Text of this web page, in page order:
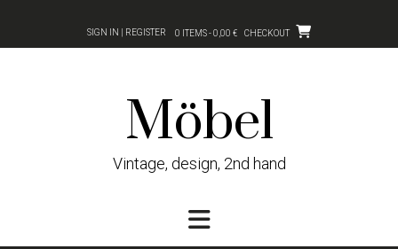
content
SIGN IN | REGISTER 0 ITEMS - 0,00 € CHECKOUT
Möbel
Vintage, design, 2nd hand